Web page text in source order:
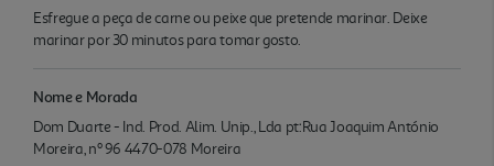
Esfregue a peça de carne ou peixe que pretende marinar. Deixe
marinar por 30 minutos para tomar gosto.
Nome e Morada
Dom Duarte - Ind. Prod. Alim. Unip., Lda pt:Rua Joaquim António
Moreira, nº 96 4470-078 Moreira